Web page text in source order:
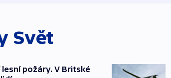
Svět
požáry. V Britské